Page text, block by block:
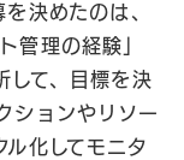
決めたのは、
管理の経験」
して、目標を決
ションやリソー
ル化してモニタ